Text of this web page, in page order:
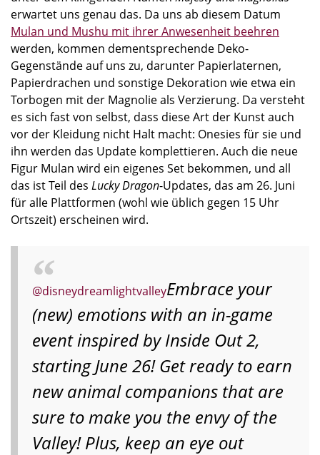
erwartet uns genau das. Da uns ab diesem Datum
Mulan und Mushu mit ihrer Anwesenheit beehren
werden, kommen dementsprechende Deko-
Gegenstände auf uns zu, darunter Papierlaternen,
Papierdrachen und sonstige Dekoration wie etwa ein
Torbogen mit der Magnolie als Verzierung. Da versteht
es sich fast von selbst, dass diese Art der Kunst auch
vor der Kleidung nicht Halt macht: Onesies für sie und
ihn werden das Update komplettieren. Auch die neue
Figur Mulan wird ein eigenes Set bekommen, und all
das ist Teil des Lucky Dragon-Updates, das am 26. Juni
für alle Plattformen (wohl wie üblich gegen 15 Uhr
Ortszeit) erscheinen wird.
@disneydreamlightvalleyEmbrace your
(new) emotions with an in-game
event inspired by Inside Out 2,
starting June 26! Get ready to earn
new animal companions that are
sure to make you the envy of the
Valley! Plus, keep an eye out